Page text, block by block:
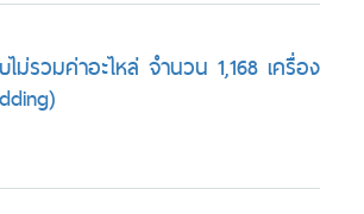
ม่รวมค่าอะไหล่ จำนวน 1,168 เครื่อง